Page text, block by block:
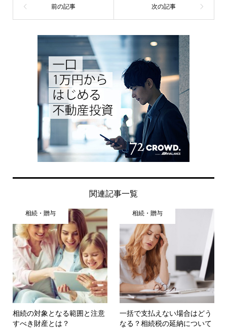
関連記事一覧
相続・贈与
相続の対象となる範囲と注意
すべき財産とは？
相続・贈与
一括で支払えない場合はどう
なる？相続税の延納について